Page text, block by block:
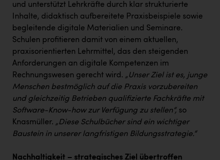
und unterstützt Lehrkräfte durch klar strukturierte
Inhalte, didaktisch aufbereitete Praxisbeispiele sowie
begleitende digitale Materialien und Seminare.
Schulen profitieren damit von einem aktuellen,
praxisorientierten Lehrmittel, das den steigenden
Anforderungen an digitale Kompetenzen im
Rechnungswesen gerecht wird. „Unser Ziel ist es, junge
Menschen bestmöglich auf die Praxis vorzubereiten
und gleichzeitig Betrieben qualifizierte Fachkräfte mit
Software-Know-how zur Verfügung zu stellen“, so
Knasmüller. „Diese Schulbücher sind ein wichtiger
Baustein in unserer langfristigen Bildungsstrategie.“
Nachhaltigkeit – strategisches Ziel übertroffen